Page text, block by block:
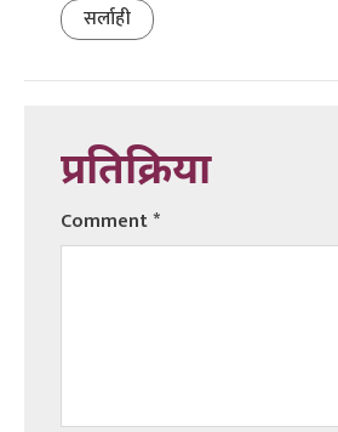
सर्लाही
प्रतिक्रिया
Comment*